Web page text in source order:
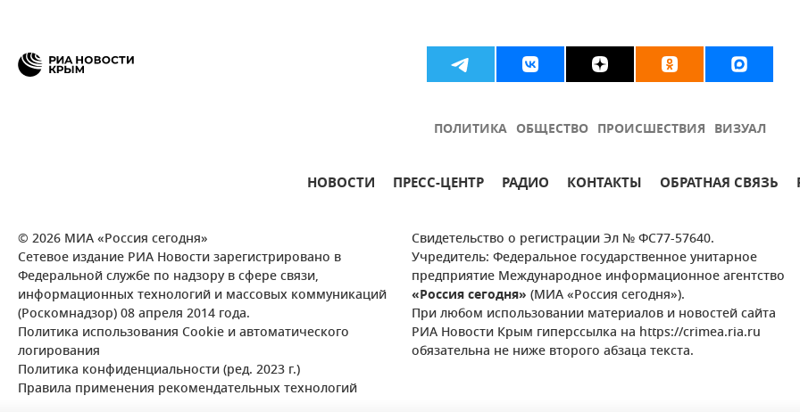
ПОЛИТИКА ОБЩЕСТВО ПРОИСШЕСТВИЯ ВИЗУАЛ
НОВОСТИ ПРЕСС-ЦЕНТР РАДИО КОНТАКТЫ ОБРАТНАЯ СВЯЗЬ
© 2026 МИА «Россия сегодня»
Сетевое издание РИА Новости зарегистрировано в
Федеральной службе по надзору в сфере связи,
информационных технологий и массовых коммуникаций
(Роскомнадзор) 08 апреля 2014 года.
Политика использования Cookie и автоматического
логирования
Политика конфиденциальности (ред. 2023 г.)
Правила применения рекомендательных технологий
Свидетельство о регистрации Эл № ФС77-57640.
Учредитель: Федеральное государственное унитарное
предприятие Международное информационное агентство
«Россия сегодня» (МИА «Россия сегодня»).
При любом использовании материалов и новостей сайта
РИА Новости Крым гиперссылка на https://crimea.ria.ru
обязательна не ниже второго абзаца текста.